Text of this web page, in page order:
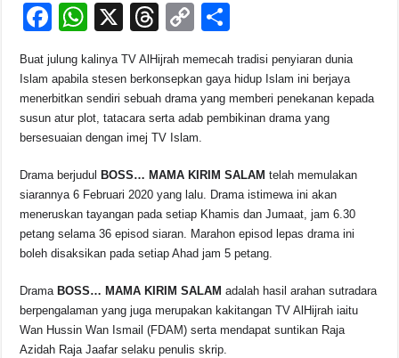
F
c
e
b
o
k
W
at
s
A
p
X
T
e
a
d
C
p
y
Li
k
ar
e
Buat julung kalinya TV AlHijrah memecah tradisi penyiaran dunia
Islam apabila stesen berkonsepkan gaya hidup Islam ini berjaya
menerbitkan sendiri sebuah drama yang memberi penekanan kepada
susun atur plot, tatacara serta adab pembikinan drama yang
bersesuaian dengan imej TV Islam.
Drama berjudul BOSS… MAMA KIRIM SALAM telah memulakan
siarannya 6 Februari 2020 yang lalu. Drama istimewa ini akan
meneruskan tayangan pada setiap Khamis dan Jumaat, jam 6.30
petang selama 36 episod siaran. Marahon episod lepas drama ini
boleh disaksikan pada setiap Ahad jam 5 petang.
Drama BOSS… MAMA KIRIM SALAM adalah hasil arahan sutradara
berpengalaman yang juga merupakan kakitangan TV AlHijrah iaitu
Wan Hussin Wan Ismail (FDAM) serta mendapat suntikan Raja
Azidah Raja Jaafar selaku penulis skrip.